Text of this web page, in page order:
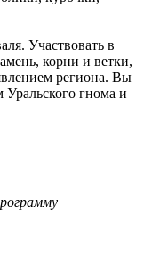
Участвовать в
корни и ветки,
региона. Вы
гнома и